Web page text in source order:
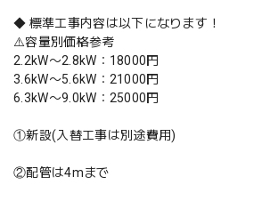
◆ 標準工事内容は以下になります！
⚠️容量別価格参考
2.2kW〜2.8kW：18000円
3.6kW〜5.6kW：21000円
6.3kW〜9.0kW：25000円
①新設(入替工事は別途費用)
②配管は4mまで